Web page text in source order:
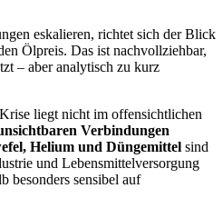
eskalieren, richtet sich der Blick
Ölpreis. Das ist nachvollziehbar,
– aber analytisch zu kurz
liegt nicht im offensichtlichen
Verbindungen
Helium und Düngemittel sind
und Lebensmittelversorgung
besonders sensibel auf